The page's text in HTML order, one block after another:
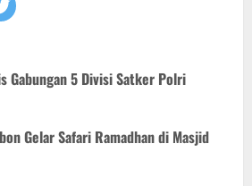
Gabungan 5 Divisi Satker Polri
Gelar Safari Ramadhan di Masjid